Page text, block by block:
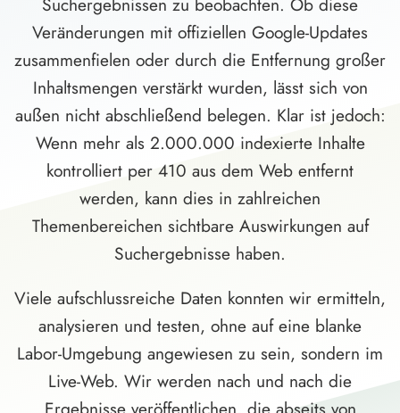
Veränderungen mit offiziellen Google-Updates
zusammenfielen oder durch die Entfernung großer
Inhaltsmengen verstärkt wurden, lässt sich von
außen nicht abschließend belegen. Klar ist jedoch:
Wenn mehr als 2.000.000 indexierte Inhalte
kontrolliert per 410 aus dem Web entfernt
werden, kann dies in zahlreichen
Themenbereichen sichtbare Auswirkungen auf
Suchergebnisse haben.
Viele aufschlussreiche Daten konnten wir ermitteln,
analysieren und testen, ohne auf eine blanke
Labor-Umgebung angewiesen zu sein, sondern im
Live-Web. Wir werden nach und nach die